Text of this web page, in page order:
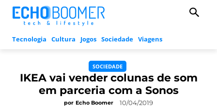
Tecnologia Cultura Jogos Sociedade Viagens
SOCIEDADE
IKEA vai vender colunas de som
em parceria com a Sonos
por Echo Boomer 10/04/2019